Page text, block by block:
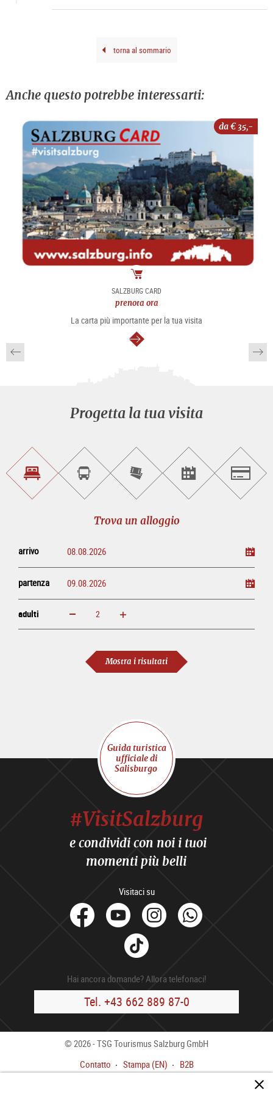
torna al sommario
Anche questo potrebbe interessarti:
da €35,-
Pacchetto
SALZBURG CARD
prenota ora
La carta più importante per la tua visita
segue
Progetta la tua visita
Trova
un
alloggio
Prenota
un
sightseeing
Compra
biglietti
Trova
gli
eventi
Trova un alloggio
arrivo
partenza
adulti ingrandisci diminuisci
Mostra i risultati
Guida turistica
ufficiale di
Salisburgo
#VisitSalzburg
e condividi con noi i tuoi
momenti più belli
Visitaci su
facebook
YoutubeInstagram
Tik
Tok
Hai ancora domande? Allora telefonaci!
Tel. +43 662 889 87-0
© 2026 - TSG Tourismus Salzburg GmbH
Contatto
Stampa (EN)
B2B